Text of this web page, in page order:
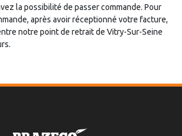
la possibilité de passer commande. Pour
après avoir réceptionné votre facture,
notre point de retrait de Vitry-Sur-Seine